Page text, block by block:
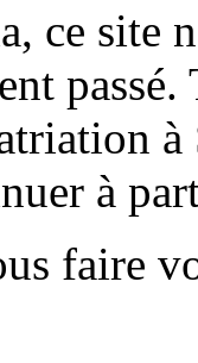
ce site
à
faire